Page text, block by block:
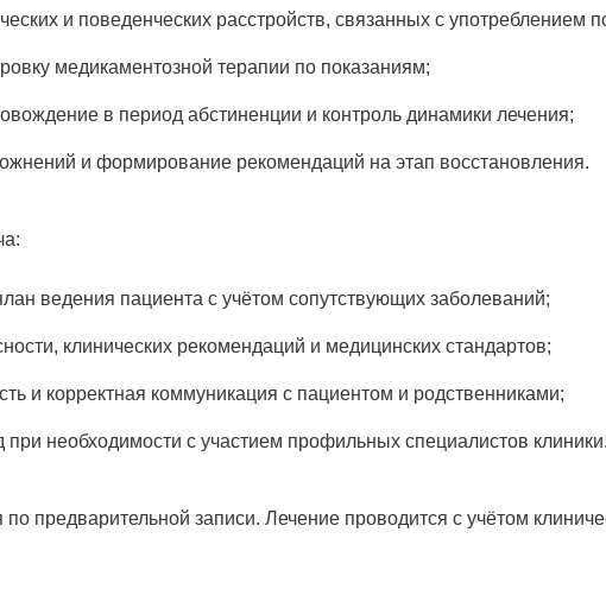
и поведенческих расстройств, связанных с употреблением
медикаментозной терапии по показаниям;
в период абстиненции и контроль динамики лечения;
и формирование рекомендаций на этап восстановления.
ведения пациента с учётом сопутствующих заболеваний;
клинических рекомендаций и медицинских стандартов;
и корректная коммуникация с пациентом и родственниками;
необходимости с участием профильных специалистов клиники.
предварительной записи. Лечение проводится с учётом